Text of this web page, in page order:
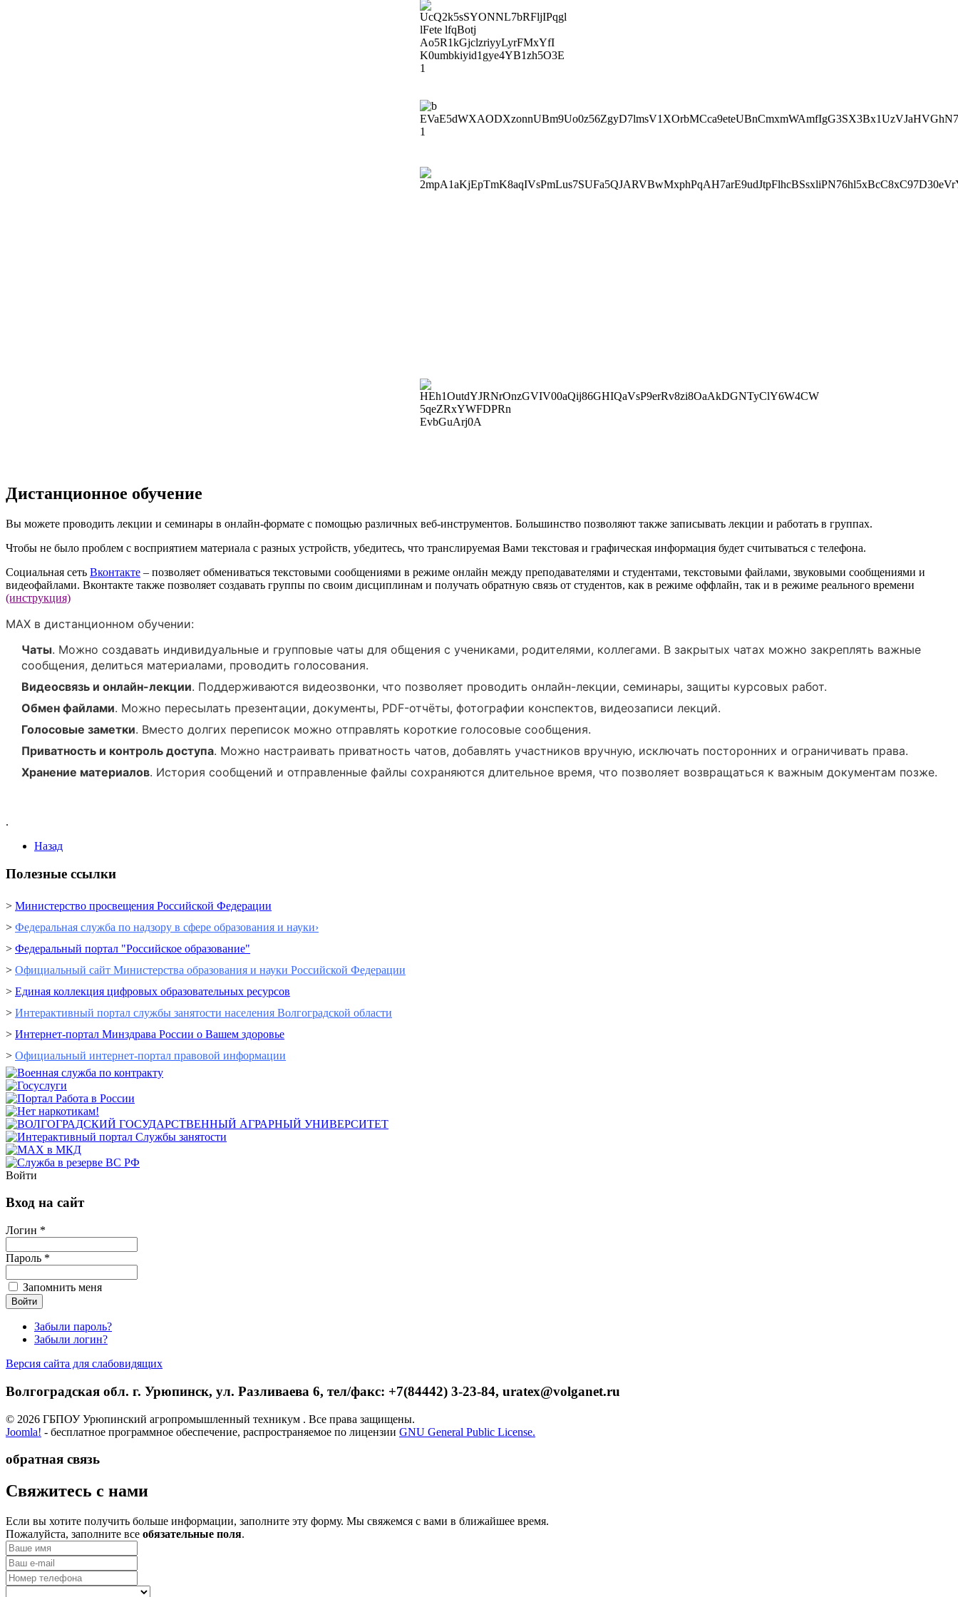
Дистанционное обучение
Вы можете проводить лекции и семинары в онлайн-формате с помощью различных веб-инструментов. Большинство позволяют также записывать лекции и работать в группах.
Чтобы не было проблем с восприятием материала с разных устройств, убедитесь, что транслируемая Вами текстовая и графическая информация будет считываться с телефона.
Социальная сеть Вконтакте – позволяет обмениваться текстовыми сообщениями в режиме онлайн между преподавателями и студентами, текстовыми файлами, звуковыми сообщениями и
видеофайлами. Вконтакте также позволяет создавать группы по своим дисциплинам и получать обратную связь от студентов, как в режиме оффлайн, так и в режиме реального времени
(инструкция)
MAX в дистанционном обучении:
Чаты. Можно создавать индивидуальные и групповые чаты для общения с учениками, родителями, коллегами. В закрытых чатах можно закреплять важные
сообщения, делиться материалами, проводить голосования.
Видеосвязь и онлайн-лекции. Поддерживаются видеозвонки, что позволяет проводить онлайн-лекции, семинары, защиты курсовых работ.
Обмен файлами. Можно пересылать презентации, документы, PDF-отчёты, фотографии конспектов, видеозаписи лекций.
Голосовые заметки. Вместо долгих переписок можно отправлять короткие голосовые сообщения.
Приватность и контроль доступа. Можно настраивать приватность чатов, добавлять участников вручную, исключать посторонних и ограничивать права.
Хранение материалов. История сообщений и отправленные файлы сохраняются длительное время, что позволяет возвращаться к важным документам позже.
.
Назад
Полезные ссылки
> Министерство просвещения Российской Федерации
> Федеральная служба по надзору в сфере образования и науки›
> Федеральный портал "Российское образование"
> Официальный сайт Министерства образования и науки Российской Федерации
> Единая коллекция цифровых образовательных ресурсов
> Интерактивный портал cлужбы занятости населения Волгоградской области
> Интернет-портал Минздрава России о Вашем здоровье
> Официальный интернет-портал правовой информации
Войти
Вход на сайт
Логин *
Пароль *
Запомнить меня
Забыли пароль?
Забыли логин?
Версия сайта для слабовидящих
Волгоградская обл. г. Урюпинск, ул. Разливаева 6, тел/факс: +7(84442) 3-23-84, uratex@volganet.ru
© 2026 ГБПОУ Урюпинский агропромышленный техникум . Все права защищены.
Joomla! - бесплатное программное обеспечение, распространяемое по лицензии GNU General Public License.
обратная связь
­Свяжитесь с нами
Если вы хотите получить больше информации, заполните эту форму. Мы свяжемся с вами в ближайшее время.
Пожалуйста, заполните все обязательные поля.